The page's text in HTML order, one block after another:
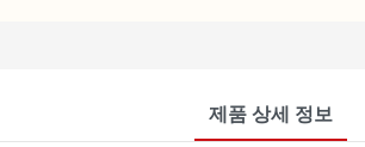
제품 상세 정보